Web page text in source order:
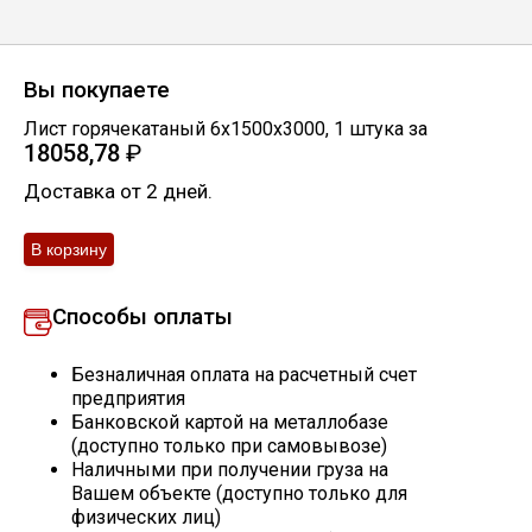
Остальное
Вы покупаете
Лист горячекатаный 6х1500х3000, 1 штука за
18058,78 ₽
Доставка от 2 дней.
Способы оплаты
Безналичная оплата на расчетный счет
предприятия
Банковской картой на металлобазе
(доступно только при самовывозе)
Наличными при получении груза на
Вашем объекте (доступно только для
физических лиц)